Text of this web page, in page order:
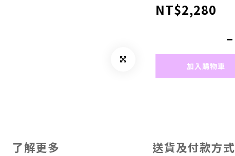
NT$2,280
加入購物車
了解更多 送貨及付款方式